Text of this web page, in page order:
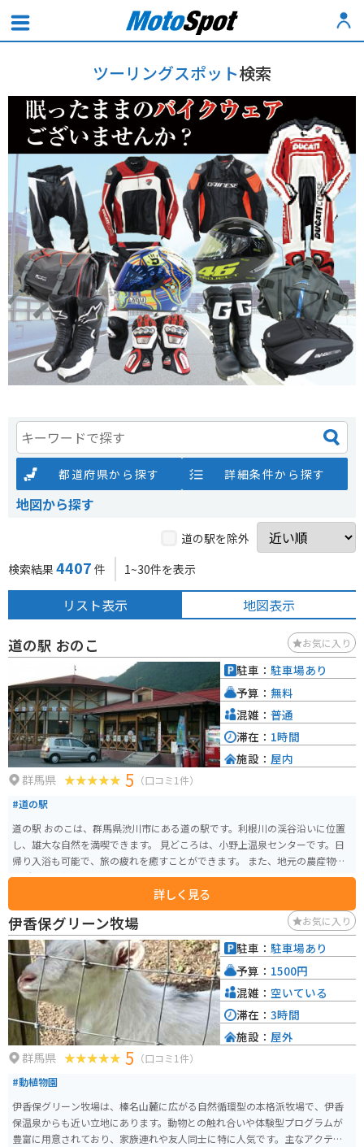
ツーリングスポット検索
都道府県から探す 詳細条件から探す
地図から探す
道の駅を除外
検索結果 4407 件 1~30件を表示
リスト表示 地図表示
道の駅 おのこ お気に入り
群馬県 5 （口コミ1件）
#道の駅
道の駅 おのこは、群馬県渋川市にある道の駅です。利根川の渓谷沿いに位置
し、雄大な自然を満喫できます。 見どころは、小野上温泉センターです。日
帰り入浴も可能で、旅の疲れを癒すことができます。 また、地元の農産物直
売所では、新鮮な野菜や果物を購入できます。特に、地元産のこんにゃくは
おすすめです。バイクで訪れる際は、駐車場も広く、休憩場所としても最適
です。 周辺には、赤城山や榛名湖などの観光スポットもあり、ツーリングの
拠点としてもおすすめです。
詳しく見る
駐車： 駐車場あり
予算： 無料
混雑： 普通
滞在： 1時間
施設： 屋内
伊香保グリーン牧場 お気に入り
群馬県 5 （口コミ1件）
#動植物園
伊香保グリーン牧場は、榛名山麓に広がる自然循環型の本格派牧場で、伊香
保温泉からも近い立地にあります。動物との触れ合いや体験型プログラムが
豊富に用意されており、家族連れや友人同士に特に人気です。主なアクティ
駐車： 駐車場あり
予算： 1500円
混雑： 空いている
滞在： 3時間
施設： 屋外